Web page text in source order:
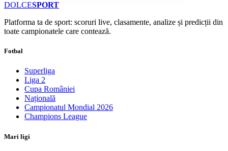
DOLCESPORT
Platforma ta de sport: scoruri live, clasamente, analize și predicții din
toate campionatele care contează.
Fotbal
Superliga
Liga 2
Cupa României
Națională
Campionatul Mondial 2026
Champions League
Mari ligi